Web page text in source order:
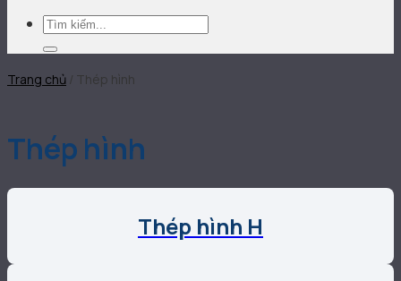
Tìm
kiếm:
Trang chủ / Thép hình
Thép hình
Thép hình H